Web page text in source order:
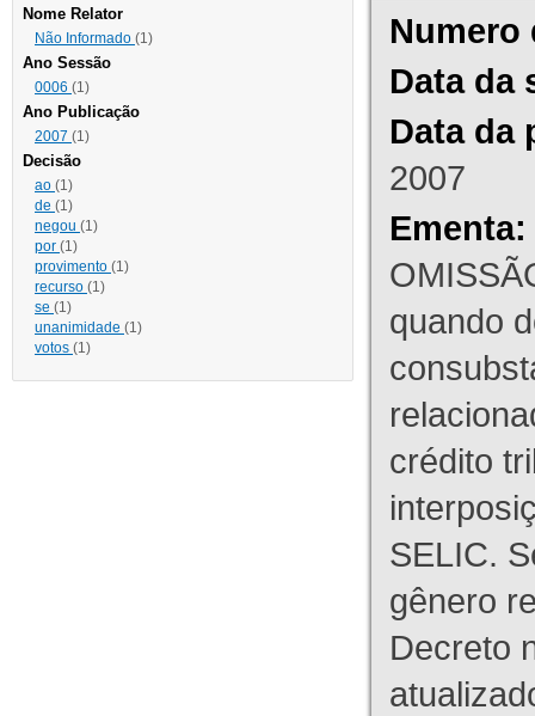
Nome Relator
Não Informado (1)
Ano Sessão
0006 (1)
Ano Publicação
2007 (1)
Decisão
ao (1)
de (1)
negou (1)
por (1)
provimento (1)
recurso (1)
se (1)
unanimidade (1)
votos (1)
Numero
Data da
Data da
2007
Ementa:
quando
crédito
SELIC.
gênero
Decreto